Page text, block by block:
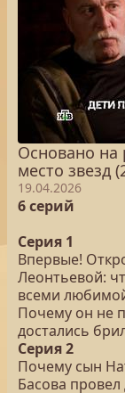
Основано на
место звезд
19.04.2026
6 серий
Серия 1
Впервые!
Леонтьевой:
всеми
Почему он не
достались
Серия 2
Почему сын
Басова провел